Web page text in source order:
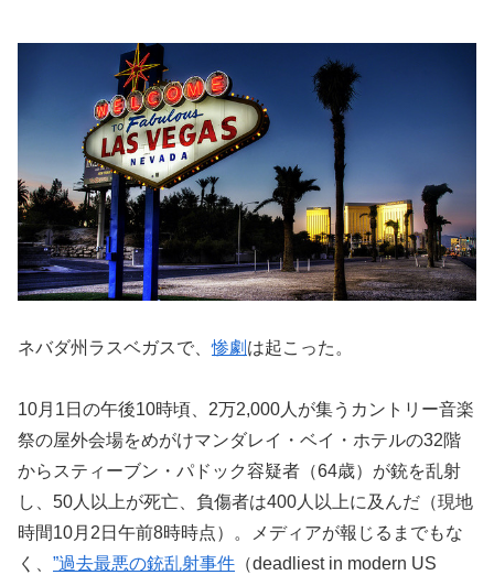
ネバダ州ラスベガスで、惨劇 は起こった。
10月1日の午後10時頃、2万2,000人が集うカントリー音楽
祭の屋外会場をめがけマンダレイ・ベイ・ホテルの32階
からスティーブン・パドック容疑者（64歳）が銃を乱射
し、50人以上が死亡、負傷者は400人以上に及んだ（現地
時間10月2日午前8時時点）。メディアが報じるまでもな
く、 ”過去最悪の銃乱射事件 （deadliest in modern US